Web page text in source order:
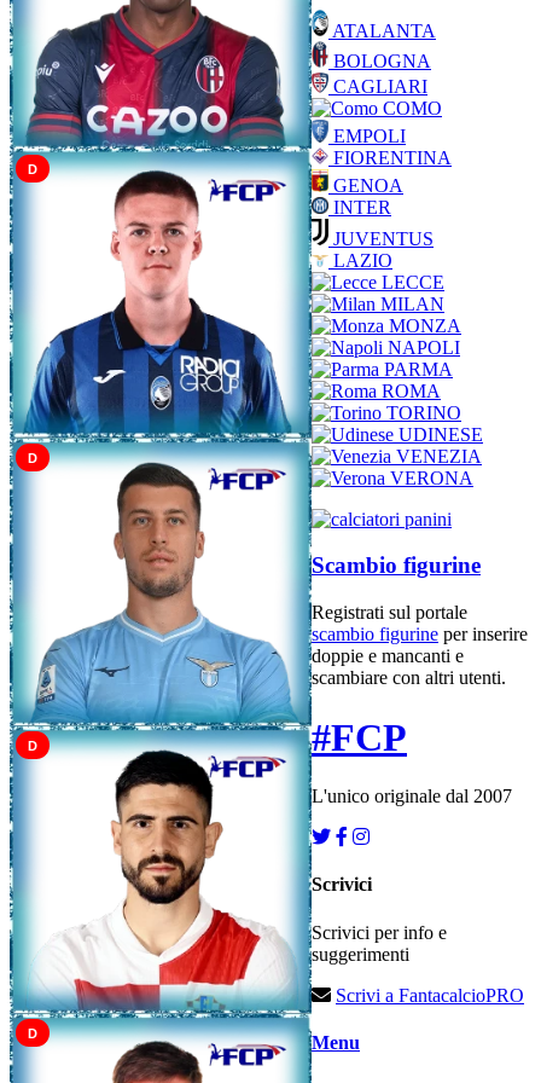
D
D
D
D
ATALANTA
BOLOGNA
CAGLIARI
COMO
EMPOLI
FIORENTINA
GENOA
INTER
JUVENTUS
LAZIO
LECCE
MILAN
MONZA
NAPOLI
PARMA
ROMA
TORINO
UDINESE
VENEZIA
VERONA
Scambio figurine
Registrati sul portale
scambio figurine per inserire
doppie e mancanti e
scambiare con altri utenti.
#FCP
L'unico originale dal 2007
Scrivici
Scrivici per info e
suggerimenti
Scrivi a FantacalcioPRO
Menu